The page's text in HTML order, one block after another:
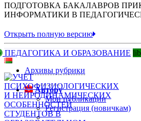
ПОДГОТОВКА БАКАЛАВРОВ
ИНФОРМАТИКИ В
Открыть полную версию
ПЕДАГОГИКА И ОБРАЗОВАНИЕ
Архивы рубрики
Автору
Мои публикации
Регистрация (новичкам)